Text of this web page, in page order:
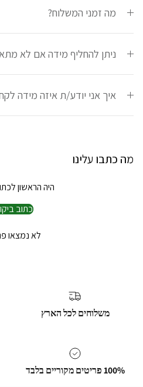
מה זמני המשלוח?
ניתן להחליף מידה אם לא
איך אני יודע/ת איזה מידה
מה כתבו עלינו
היה הראשון
כתוב
לא נמצאו
משלוחים לכל הארץ
100% פריטים מקוריים בלבד